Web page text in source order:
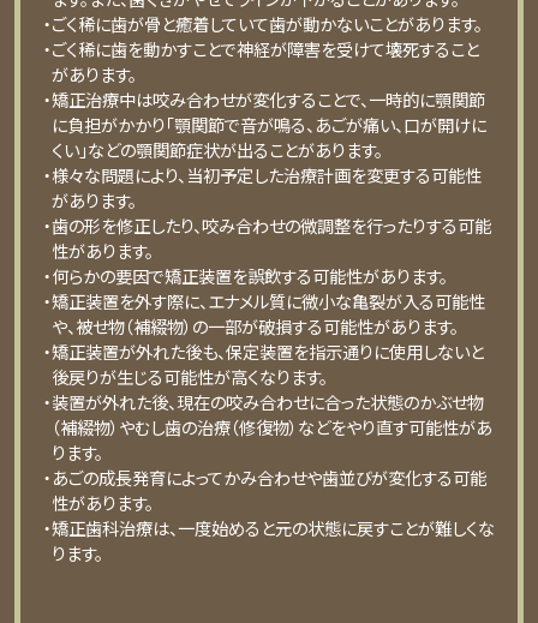
・ごく稀に⻭が⾻と癒着していて⻭が動かないことがあります。
・ごく稀に⻭を動かすことで神経が障害を受けて壊死すること
があります。
・矯正治療中は咬み合わせが変化することで、⼀時的に顎関節
に負担がかかり「顎関節で⾳が鳴る、あごが痛い、⼝が開けに
くい」などの顎関節症状が出ることがあります。
・様々な問題により、当初予定した治療計画を変更する可能性
があります。
・⻭の形を修正したり、咬み合わせの微調整を⾏ったりする可能
性があります。
・何らかの要因で矯正装置を誤飲する可能性があります。
・矯正装置を外す際に、エナメル質に微⼩な⻲裂が⼊る可能性
や、被せ物（補綴物）の⼀部が破損する可能性があります。
・矯正装置が外れた後も、保定装置を指⽰通りに使⽤しないと
後戻りが⽣じる可能性が⾼くなります。
・装置が外れた後、現在の咬み合わせに合った状態のかぶせ物
（補綴物）やむし⻭の治療（修復物）などをやり直す可能性があ
ります。
・あごの成⻑発育によってかみ合わせや⻭並びが変化する可能
性があります。
・矯正⻭科治療は、⼀度始めると元の状態に戻すことが難しくな
ります。